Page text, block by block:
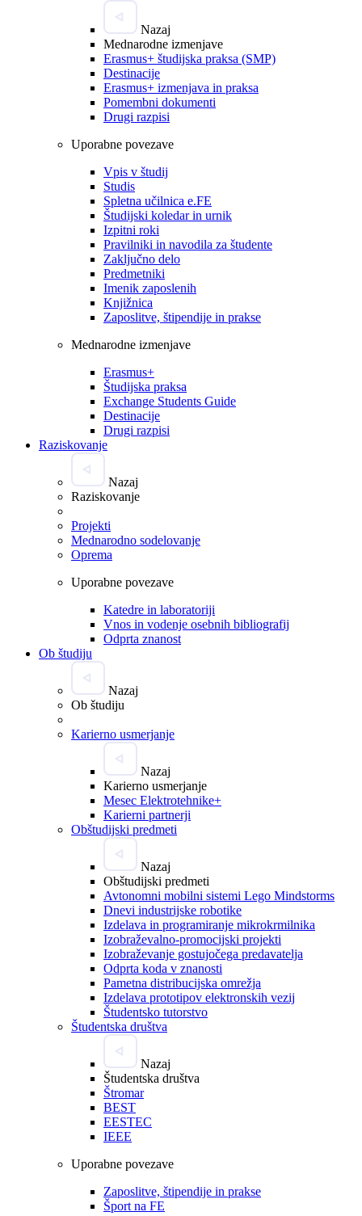
Nazaj
Mednarodne izmenjave
Erasmus+ študijska praksa (SMP)
Destinacije
Erasmus+ izmenjava in praksa
Pomembni dokumenti
Drugi razpisi
Uporabne povezave
Vpis v študij
Studis
Spletna učilnica e.FE
Študijski koledar in urnik
Izpitni roki
Pravilniki in navodila za študente
Zaključno delo
Predmetniki
Imenik zaposlenih
Knjižnica
Zaposlitve, štipendije in prakse
Mednarodne izmenjave
Erasmus+
Študijska praksa
Exchange Students Guide
Destinacije
Drugi razpisi
Raziskovanje
Nazaj
Raziskovanje
Projekti
Mednarodno sodelovanje
Oprema
Uporabne povezave
Katedre in laboratoriji
Vnos in vodenje osebnih bibliografij
Odprta znanost
Ob študiju
Nazaj
Ob študiju
Karierno usmerjanje
Nazaj
Karierno usmerjanje
Mesec Elektrotehnike+
Karierni partnerji
Obštudijski predmeti
Nazaj
Obštudijski predmeti
Avtonomni mobilni sistemi Lego Mindstorms
Dnevi industrijske robotike
Izdelava in programiranje mikrokrmilnika
Izobraževalno-promocijski projekti
Izobraževanje gostujočega predavatelja
Odprta koda v znanosti
Pametna distribucijska omrežja
Izdelava prototipov elektronskih vezij
Študentsko tutorstvo
Študentska društva
Nazaj
Študentska društva
Štromar
BEST
EESTEC
IEEE
Uporabne povezave
Zaposlitve, štipendije in prakse
Šport na FE